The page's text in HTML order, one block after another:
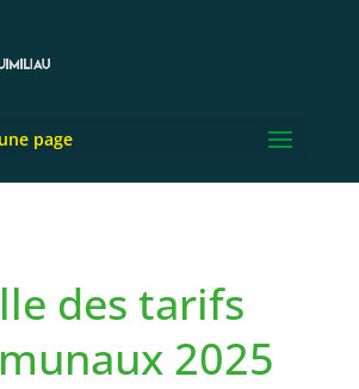
page
des tarifs
2025